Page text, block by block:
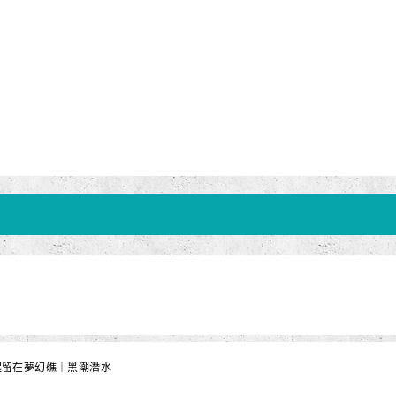
在夢幻礁｜黑潮潛水